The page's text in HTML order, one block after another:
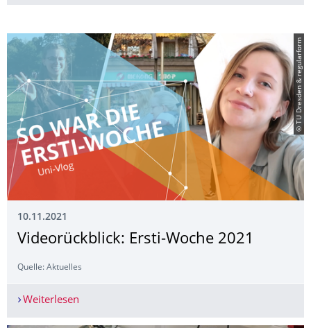
© TU Dresden & regularform
10.11.2021
Videorückblick: Ersti-Woche 2021
Quelle: Aktuelles
Weiterlesen